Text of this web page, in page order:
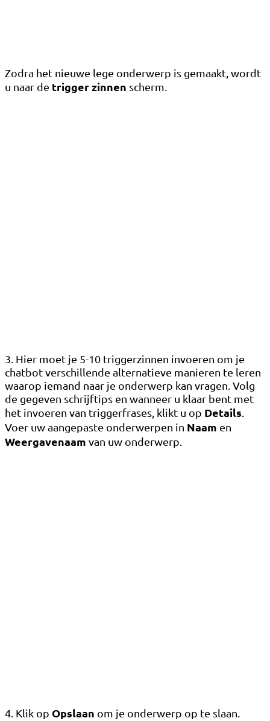
Zodra het nieuwe lege onderwerp is gemaakt, wordt
u naar de trigger zinnen scherm.
3. Hier moet je 5-10 triggerzinnen invoeren om je
chatbot verschillende alternatieve manieren te leren
waarop iemand naar je onderwerp kan vragen. Volg
de gegeven schrijftips en wanneer u klaar bent met
het invoeren van triggerfrases, klikt u op Details
Voer uw aangepaste onderwerpen in Naam en
Weergavenaam van uw onderwerp.
4. Klik op Opslaan om je onderwerp op te slaan.